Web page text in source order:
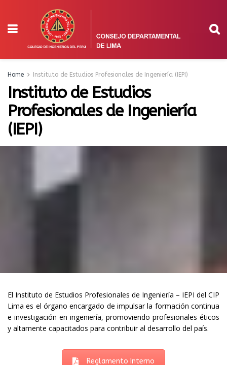
Home Instituto de Estudios Profesionales de Ingeniería (IEPI)
Instituto de Estudios
Profesionales de Ingeniería
(IEPI)
El Instituto de Estudios Profesionales de Ingeniería – IEPI del CIP
Lima es el órgano encargado de impulsar la formación continua
e investigación en ingeniería, promoviendo profesionales éticos
y altamente capacitados para contribuir al desarrollo del país.
Reglamento Interno